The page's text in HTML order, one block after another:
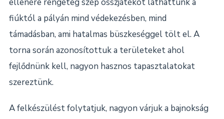
ellenére rengeteg szép összjátékot láthattunk a
fiúktól a pályán mind védekezésben, mind
támadásban, ami hatalmas büszkeséggel tölt el. A
torna során azonosítottuk a területeket ahol
fejlődnünk kell, nagyon hasznos tapasztalatokat
szereztünk.
A felkészülést folytatjuk, nagyon várjuk a bajnokság